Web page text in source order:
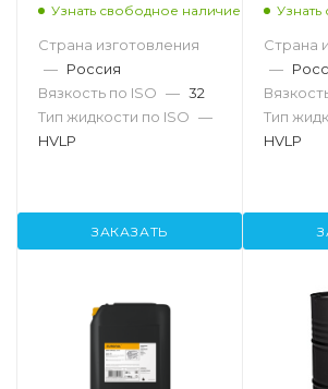
Узнать свободное наличие
Страна изготовления
— Россия
Вязкость по ISO — 32
Тип жидкости по ISO —
HVLP
ЗАКАЗАТЬ
Страна
—
Тип
HVLP